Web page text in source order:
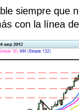
siempre que
con la línea